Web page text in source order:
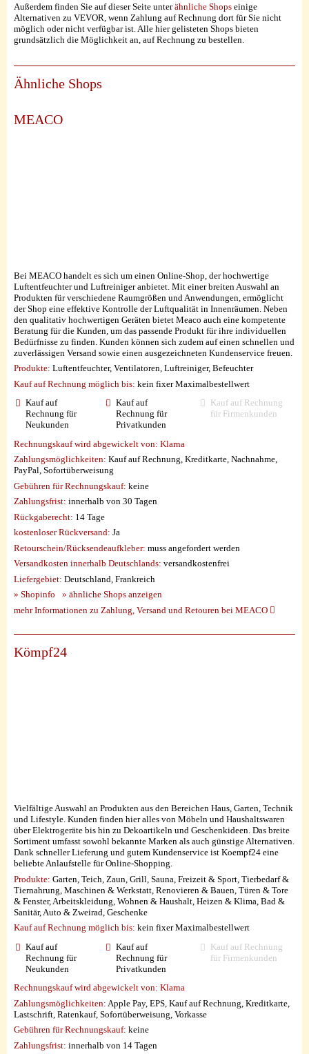
Außerdem finden Sie auf dieser Seite unterähnliche Shops einige
Alternativen zu VEVOR, wenn Zahlung auf Rechnung dort für Sie nicht
möglich oder nicht verfügbar ist. Alle hier gelisteten Shops bieten
grundsätzlich die Möglichkeit an, auf Rechnung zu bestellen.
Ähnliche Shops
MEACO
Bei MEACO handelt es sich um einen Online-Shop, der hochwertige
Luftentfeuchter und Luftreiniger anbietet. Mit einer breiten Auswahl an
Produkten für verschiedene Raumgrößen und Anwendungen, ermöglicht
der Shop eine effektive Kontrolle der Luftqualität in Innenräumen. Neben
den qualitativ hochwertigen Geräten bietet Meaco auch eine kompetente
Beratung für die Kunden, um das passende Produkt für ihre individuellen
Bedürfnisse zu finden. Kunden können sich zudem auf einen schnellen und
zuverlässigen Versand sowie einen ausgezeichneten Kundenservice freuen.
Produkte: Luftentfeuchter, Ventilatoren, Luftreiniger, Befeuchter
Kauf auf Rechnung möglich bis: kein fixer Maximalbestellwert
Kauf auf
Rechnung für
Neukunden
Kauf auf
Rechnung für
Privatkunden
Kauf auf Rechnung
für Firmenkunden
Rechnungskauf wird abgewickelt von: Klarna
Zahlungsmöglichkeiten: Kauf auf Rechnung, Kreditkarte, Nachnahme,
PayPal, Sofortüberweisung
Gebühren für Rechnungskauf: keine
Zahlungsfrist: innerhalb von 30 Tagen
Rückgaberecht: 14 Tage
kostenloser Rückversand: Ja
Retourschein/Rücksendeaufkleber: muss angefordert werden
Versandkosten innerhalb Deutschlands: versandkostenfrei
Liefergebiet: Deutschland, Frankreich
» Shopinfo
» ähnliche Shops anzeigen
mehr Informationen zu Zahlung, Versand und Retouren bei MEACO
Kömpf24
Vielfältige Auswahl an Produkten aus den Bereichen Haus, Garten, Technik
und Lifestyle. Kunden finden hier alles von Möbeln und Haushaltswaren
über Elektrogeräte bis hin zu Dekoartikeln und Geschenkideen. Das breite
Sortiment umfasst sowohl bekannte Marken als auch günstige Alternativen.
Dank schneller Lieferung und gutem Kundenservice ist Koempf24 eine
beliebte Anlaufstelle für Online-Shopping.
Produkte: Garten, Teich, Zaun, Grill, Sauna, Freizeit & Sport, Tierbedarf &
Tiernahrung, Maschinen & Werkstatt, Renovieren & Bauen, Türen & Tore
& Fenster, Arbeitskleidung, Wohnen & Haushalt, Heizen & Klima, Bad &
Sanitär, Auto & Zweirad, Geschenke
Kauf auf Rechnung möglich bis: kein fixer Maximalbestellwert
Kauf auf
Rechnung für
Neukunden
Kauf auf
Rechnung für
Privatkunden
Kauf auf Rechnung
für Firmenkunden
Rechnungskauf wird abgewickelt von: Klarna
Zahlungsmöglichkeiten: Apple Pay, EPS, Kauf auf Rechnung, Kreditkarte,
Lastschrift, Ratenkauf, Sofortüberweisung, Vorkasse
Gebühren für Rechnungskauf: keine
Zahlungsfrist: innerhalb von 14 Tagen